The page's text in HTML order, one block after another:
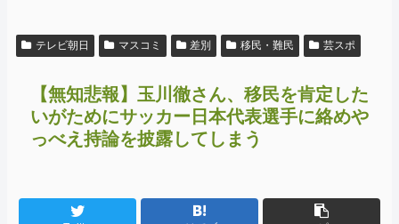
テレビ朝日 マスコミ 差別 移民・難民 芸スポ
【無知悲報】玉川徹さん、移民を肯定した
いがためにサッカー日本代表選手に絡めや
っべえ持論を披露してしまう